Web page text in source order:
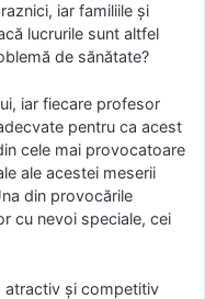
iar familiile și
lucrurile sunt altfel
de sănătate?
iar fiecare profesor
pentru ca acest
cele mai provocatoare
ale acestei meserii
din provocările
cu nevoi speciale, cei
atractiv și competitiv